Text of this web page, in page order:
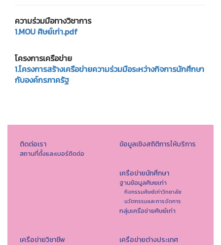
ความร่วมมือทางวิชาการ
1.MOU ศิษย์เก่า.pdf
โครงการเครือข่าย
1.โครงการสร้างเครือข่ายความร่วมมือระหว่างกิจการนักศึกษา
กับองค์กรภาครัฐ
ติดต่อเรา
สถานที่ตั้งและเบอร์ติดต่อ
ข้อมูลเชิงสถิติการให้บริการ
เครือข่ายนักศึกษา
ฐานข้อมูลศิษยเก่า
กิจกรรมศิษย์เก่าวิทยาลัย
นวัตกรรมและการจัดการ
กลุ่มเครือข่ายศิษย์เก่า
เครือข่ายวิชาชีพ เครือข่ายต่างประเทศ